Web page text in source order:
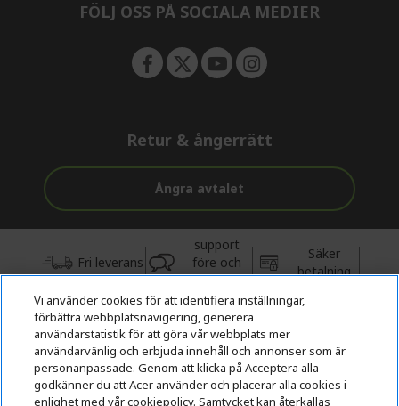
FÖLJ OSS PÅ SOCIALA MEDIER
Retur & ångerrätt
Ångra avtalet
Fri leverans
support
före och
efter köp
Säker
betalning
© 2026 Acer Inc.
CPYou BV är auktoriserad återförsäljare och försäljare av de
produkter och tjänster som erbjuds i denna butik.
Vi använder cookies för att identifiera inställningar,
förbättra webbplatsnavigering, generera
användarstatistik för att göra vår webbplats mer
användarvänlig och erbjuda innehåll och annonser som är
personanpassade. Genom att klicka på Acceptera alla
godkänner du att Acer använder och placerar alla cookies i
enlighet med vår cookiepolicy. Samtycket kan återkallas